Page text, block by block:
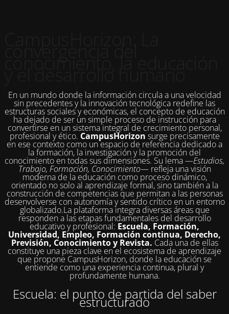
En un mundo donde la información circula a una velocidad
sin precedentes y la innovación tecnológica redefine las
estructuras sociales y económicas, el concepto de educación
ha dejado de ser un simple proceso de instrucción para
convertirse en un sistema integral de crecimiento personal,
profesional y ético. CampusHorizon surge precisamente
en ese contexto como un espacio de referencia dedicado a
la formación, la investigación y la promoción del
conocimiento en todas sus dimensiones. Su lema —Estudios,
Trabajo, Formación, Conocimiento— refleja una visión
moderna de la educación como proceso dinámico,
orientado no solo al aprendizaje formal, sino también a la
construcción de competencias que permitan a las personas
desenvolverse con autonomía y sentido crítico en un entorno
globalizado.La plataforma integra diversas áreas que
responden a las etapas fundamentales del desarrollo
educativo y profesional: Escuela, Formación,
Universidad, Empleo, Formación continua, Derecho,
Previsión, Conocimiento y Revista. Cada una de ellas
constituye una pieza clave en el ecosistema de aprendizaje
que propone CampusHorizon, donde la educación se
entiende como una experiencia continua, plural y
profundamente humana.
Escuela: el punto de partida del saber
estructurado